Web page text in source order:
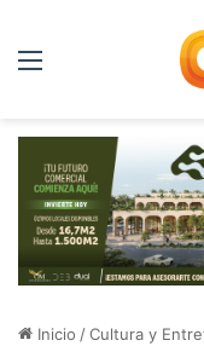
Menú
Inicio /Cultura y